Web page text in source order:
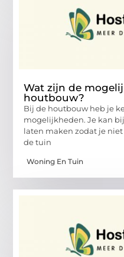
Wat zijn de
houtbouw?
Bij de houtbouw heb je
mogelijkheden. Je kan
laten maken zodat je
de tuin
Woning En Tuin